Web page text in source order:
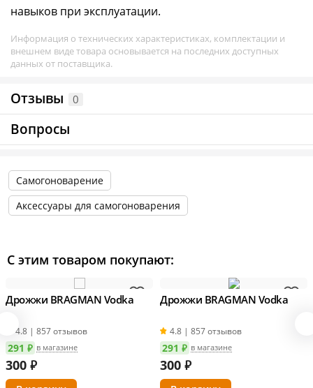
навыков при эксплуатации.
Информация о технических характеристиках, комплектации и
внешнем виде товара основывается на последних доступных
данных от поставщика.
Отзывы 0
Вопросы
Самогоноварение
Аксессуары для самогоноварения
С этим товаром покупают:
Дрожжи BRAGMAN Vodka
4.8 | 857 отзывов
291 ₽ в магазине
300 ₽
Дрожжи BRAGMAN Vodka
4.8 | 857 отзывов
291 ₽ в магазине
300 ₽